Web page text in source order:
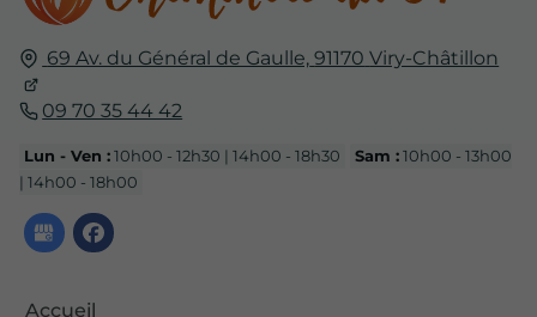
69 Av. du Général de Gaulle, 91170 Viry-Châtillon
09 70 35 44 42
Lun - Ven :10h00 - 12h30 | 14h00 - 18h30 Sam :10h00 - 13h00
| 14h00 - 18h00
Accueil